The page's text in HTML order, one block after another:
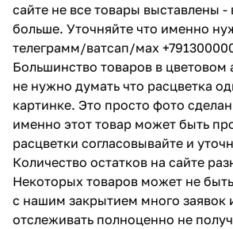
сайте не все товары выставлены -
больше. Уточняйте что именно
телеграмм/ватсап/мах
Большинство товаров в цветовом
не нужно думать что расцветка
картинке. Это просто фото
именно этот товар может быть
расцветки согласовывайте и
Количество остатков на сайте
Некоторых товаров может не быть
с нашим закрытием много заявок
отслеживать полноценно не